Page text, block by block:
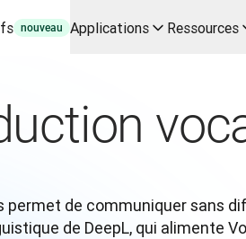
par l’IA pour vos principaux cas
entreprises Entretien avec Slator
nouveau Applications Ressources
permet de communiquer sans
de DeepL, qui alimente